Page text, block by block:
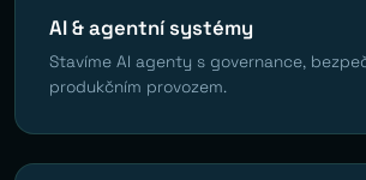
AI & agentní systémy
Stavíme AI agenty s governance,
produkčním provozem.